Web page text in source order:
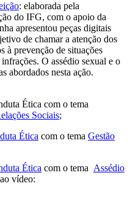
: elaborada pela
do IFG, com o apoio da
apresentou peças digitais
de chamar a atenção dos
à prevenção de situações
O assédio sexual e o
abordados nesta ação.
Ética com o tema
Sociais;
Ética com o tema Gestão
Ética com o tema Assédio
vídeo: